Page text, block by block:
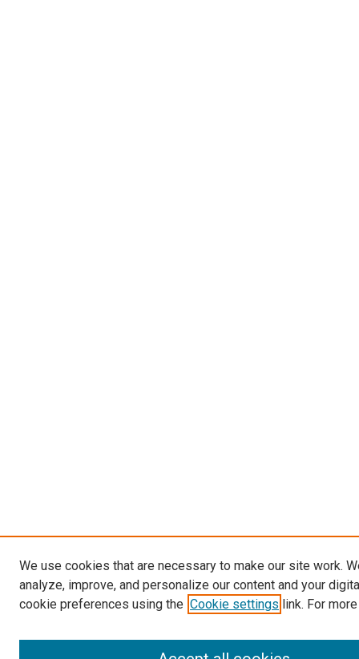
We use cookies that are necessary to make our site work.
analyze, improve, and personalize our content and your
cookie preferences using the Cookie settings link. For